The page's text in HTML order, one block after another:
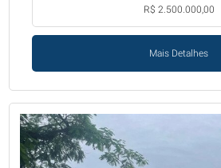
R$ 2.500.000,00
Mais Detalhes